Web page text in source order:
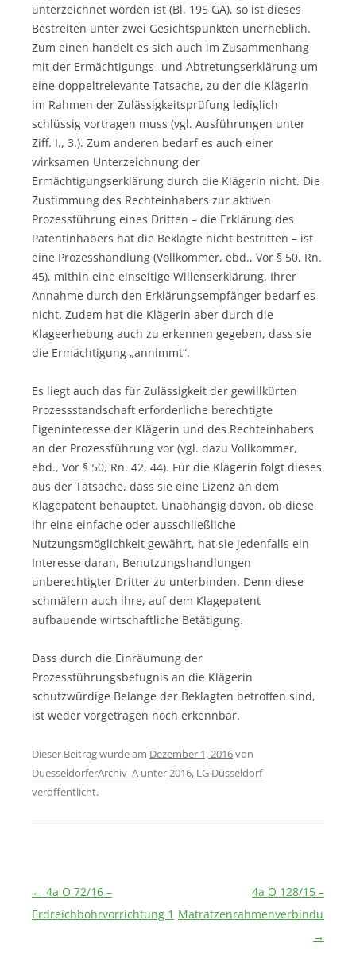
unterzeichnet worden ist (Bl. 195 GA), so ist dieses
Bestreiten unter zwei Gesichtspunkten unerheblich.
Zum einen handelt es sich auch im Zusammenhang
mit der Ermächtigungs- und Abtretungserklärung um
eine doppeltrelevante Tatsache, zu der die Klägerin
im Rahmen der Zulässigkeitsprüfung lediglich
schlüssig vortragen muss (vgl. Ausführungen unter
Ziff. I., 3.). Zum anderen bedarf es auch einer
wirksamen Unterzeichnung der
Ermächtigungserklärung durch die Klägerin nicht. Die
Zustimmung des Rechteinhabers zur aktiven
Prozessführung eines Dritten – die Erklärung des
Patentinhabers hat die Beklagte nicht bestritten – ist
eine Prozesshandlung (Vollkommer, ebd., Vor § 50, Rn.
45), mithin eine einseitige Willenserklärung. Ihrer
Annahme durch den Erklärungsempfänger bedarf es
nicht. Zudem hat die Klägerin aber durch die
Klageerhebung auch zu erkennen gegeben, dass sie
die Ermächtigung „annimmt“.
Es liegt auch das für Zulässigkeit der gewillkürten
Prozessstandschaft erforderliche berechtigte
Eigeninteresse der Klägerin und des Rechteinhabers
an der Prozessführung vor (vgl. dazu Vollkommer,
ebd., Vor § 50, Rn. 42, 44). Für die Klägerin folgt dieses
aus der Tatsache, dass sie eine Lizenz an dem
Klagepatent behauptet. Unabhängig davon, ob diese
ihr eine einfache oder ausschließliche
Nutzungsmöglichkeit gewährt, hat sie jedenfalls ein
Interesse daran, Benutzungshandlungen
unberechtigter Dritter zu unterbinden. Denn diese
schmälern auch ihre, auf dem Klagepatent
aufbauende wirtschaftliche Betätigung.
Dass durch die Einräumung der
Prozessführungsbefugnis an die Klägerin
schutzwürdige Belange der Beklagten betroffen sind,
ist weder vorgetragen noch erkennbar.
Dieser Beitrag wurde am Dezember 1, 2016von
DuesseldorferArchiv_A unter 2016, LG Düsseldorf
veröffentlicht.
Beitragsnavigation
← 4a O 72/16 –
Erdreichbohrvorrichtung 1
4a O 128/15 –
→